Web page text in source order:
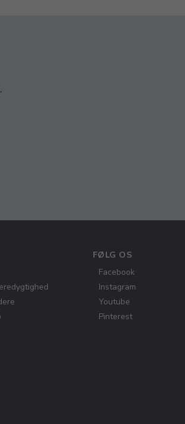
FØLG OS
Facebook
Instagram
Youtube
Pinterest